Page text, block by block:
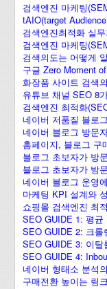
검색엔진 마케팅
tAIO(target
검색엔진최적화 실
검색엔진 마케팅
검색의도는 어떻게
구글 Zero Moment
화장품 사이트 검색
유튜브 채널 SEO 8
검색엔진 최적화
네이버 저품질 블로
네이버 블로그 방문
홈페이지, 블로그 구
블로그 초보자가 방
블로그 초보자가 방
네이버 블로그 운영
마케팅 KPI 설계와
쇼핑몰 검색엔진 최
SEO GUIDE 1: 평균
SEO GUIDE 2: 크롤
SEO GUIDE 3: 이
SEO GUIDE 4:
네이버 형태소 분석
구매전환 높이는 링